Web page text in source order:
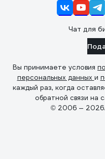
Чат для
Вы принимаете условия
персональных данных и
каждый раз, когда
обратной связи на
© 2006 —